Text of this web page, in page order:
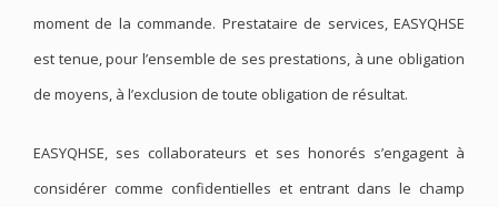
moment de la commande. Prestataire de services, EASYQHSE
est tenue, pour l’ensemble de ses prestations, à une obligation
de moyens, à l’exclusion de toute obligation de résultat.
EASYQHSE, ses collaborateurs et ses honorés s’engagent à
considérer comme confidentielles et entrant dans le champ